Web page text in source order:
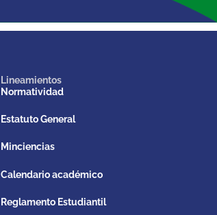
Lineamientos
Normatividad
Estatuto General
Minciencias
Calendario académico
Reglamento Estudiantil